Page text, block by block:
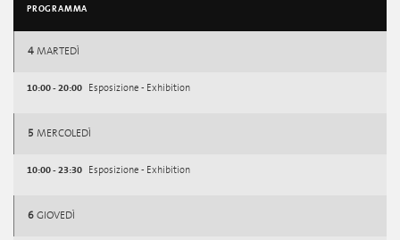
PROGRAMMA
4 MARTEDÌ
10:00 - 20:00 Esposizione - Exhibition
5 MERCOLEDÌ
10:00 - 23:30 Esposizione - Exhibition
6 GIOVEDÌ